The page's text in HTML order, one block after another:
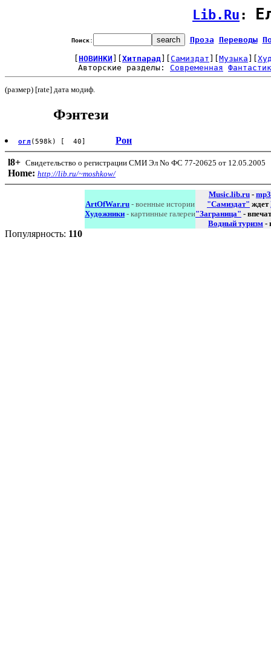
Lib.Ru :
Поиск: Проза Переводы
НОВИНКИ Хитпарад Самиздат Музыка
Авторские разделы: Современная
(размер) [rate] дата модиф.
Фэнтези
огл (598k) [ 40] Рон
l8+ Свидетельство о регистрации СМИ Эл No ФС 77-20625 от 12.05.2005
Home: http://lib.ru/~moshkow/
ArtOfWar.ru - военные истории
Художники - картинные галереи
Music.lib.ru - mp3
"Самиздат" ждет
"Заграница" -
Водный туризм -
Популярность: 110